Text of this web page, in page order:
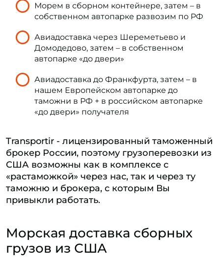
Морем в сборном контейнере, затем – в
собственном автопарке развозим по РФ
Авиадоставка через Шереметьево и
Домодедово, затем – в собственном
автопарке «до двери»
Авиадоставка до Франкфурта, затем – в
нашем Европейском автопарке до
таможни в РФ + в российском автопарке
«до двери» получателя
Transportir - лицензированный таможенный
брокер России, поэтому грузоперевозки из
США возможны как в комплексе с
«растаможкой» через нас, так и через ту
таможню и брокера, с которым Вы
привыкли работать.
Морская доставка сборных
грузов из США